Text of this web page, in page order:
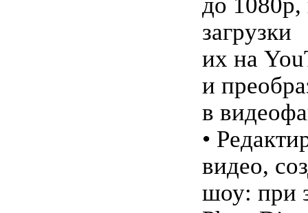
загрузки
их на
и
в
•
видео,
шоу: при